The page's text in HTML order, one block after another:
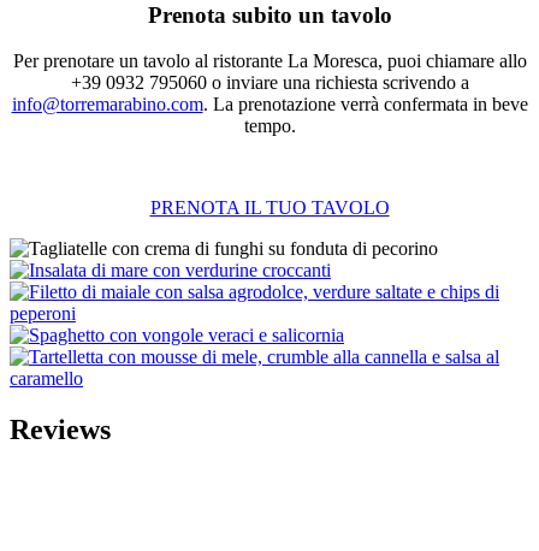
Prenota subito un tavolo
Per prenotare un tavolo al ristorante La Moresca, puoi chiamare allo
+39 0932 795060 o inviare una richiesta scrivendo a
info@torremarabino.com. La prenotazione verrà confermata in beve
tempo.
PRENOTA IL TUO TAVOLO
Reviews